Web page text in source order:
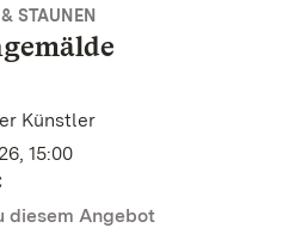
STAUNEN
Künstler
15:00
diesem Angebot